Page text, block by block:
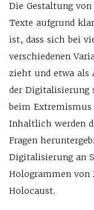
Die Gestaltung
Texte aufgrund
ist, dass sich bei
verschiedenen
zieht und etwa als
der Digitalisierung
beim Extremismus
Inhaltlich werden
Fragen
Digitalisierung an
Hologrammen
Holocaust.